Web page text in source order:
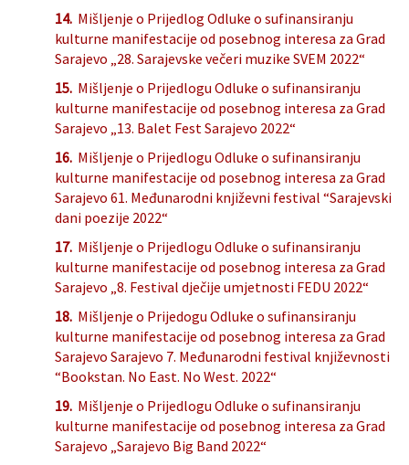
14. Mišljenje o Prijedlog Odluke o sufinansiranju
kulturne manifestacije od posebnog interesa za Grad
Sarajevo „28. Sarajevske večeri muzike SVEM 2022“
15. Mišljenje o Prijedlogu Odluke o sufinansiranju
kulturne manifestacije od posebnog interesa za Grad
Sarajevo „13. Balet Fest Sarajevo 2022“
16. Mišljenje o Prijedlogu Odluke o sufinansiranju
kulturne manifestacije od posebnog interesa za Grad
Sarajevo 61. Međunarodni književni festival “Sarajevski
dani poezije 2022“
17. Mišljenje o Prijedlogu Odluke o sufinansiranju
kulturne manifestacije od posebnog interesa za Grad
Sarajevo „8. Festival dječije umjetnosti FEDU 2022“
18. Mišljenje o Prijedogu Odluke o sufinansiranju
kulturne manifestacije od posebnog interesa za Grad
Sarajevo Sarajevo 7. Međunarodni festival književnosti
“Bookstan. No East. No West. 2022“
19. Mišljenje o Prijedlogu Odluke o sufinansiranju
kulturne manifestacije od posebnog interesa za Grad
Sarajevo „Sarajevo Big Band 2022“